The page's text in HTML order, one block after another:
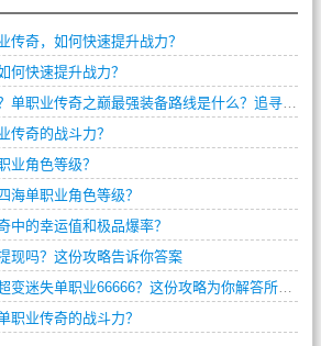
传奇，如何快速提升战力？
何快速提升战力？
如何快速获取遗忘神器？单职业传奇之巅最强装备路线是什么？追寻失落记忆任务卡关了怎么办？
传奇的战斗力？
业角色等级？
海单职业角色等级？
中的幸运值和极品爆率？
现吗？这份攻略告诉你答案
新手如何快速上手精灵超变迷失单职业66666？这份攻略为你解答所有疑问。
职业传奇的战斗力？